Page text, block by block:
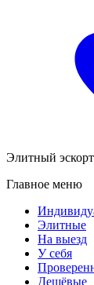
Элитный
Главное меню
Элитные
На выезд
У себя
Дешёвые